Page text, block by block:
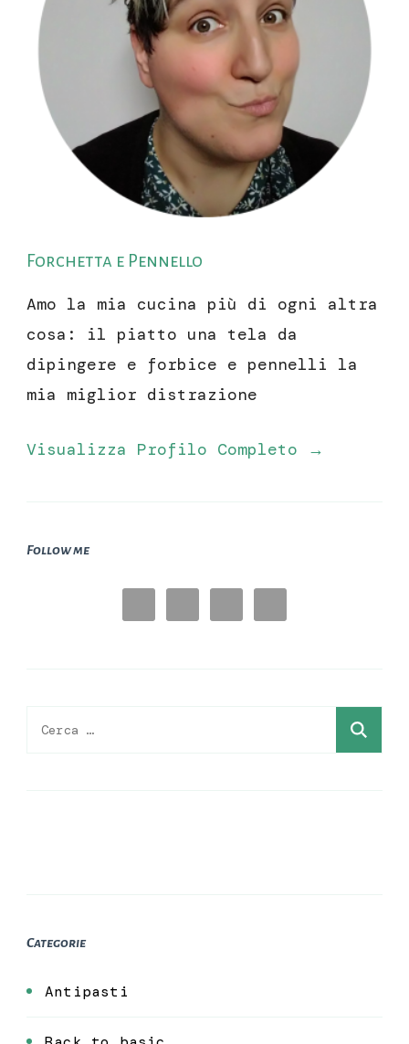
Forchetta e Pennello
Amo la mia cucina più di ogni altra
cosa: il piatto una tela da
dipingere e forbice e pennelli la
mia miglior distrazione
Visualizza Profilo Completo →
Follow me
Ricerca
Categorie
Antipasti